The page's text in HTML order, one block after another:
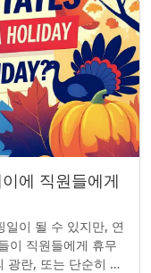
에 직원들에게
일이 될 수 있지만, 연
이 직원들에게 휴무
광란, 또는 단순히 추